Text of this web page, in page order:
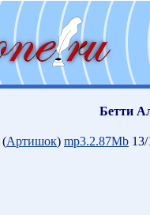
Бетти
(Артишок) mp3.2.87Mb